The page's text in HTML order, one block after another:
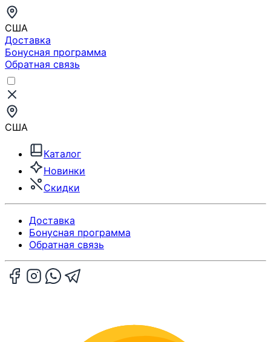
США
Доставка
Бонусная программа
Обратная связь
США
Каталог
Новинки
Скидки
Доставка
Бонусная программа
Обратная связь